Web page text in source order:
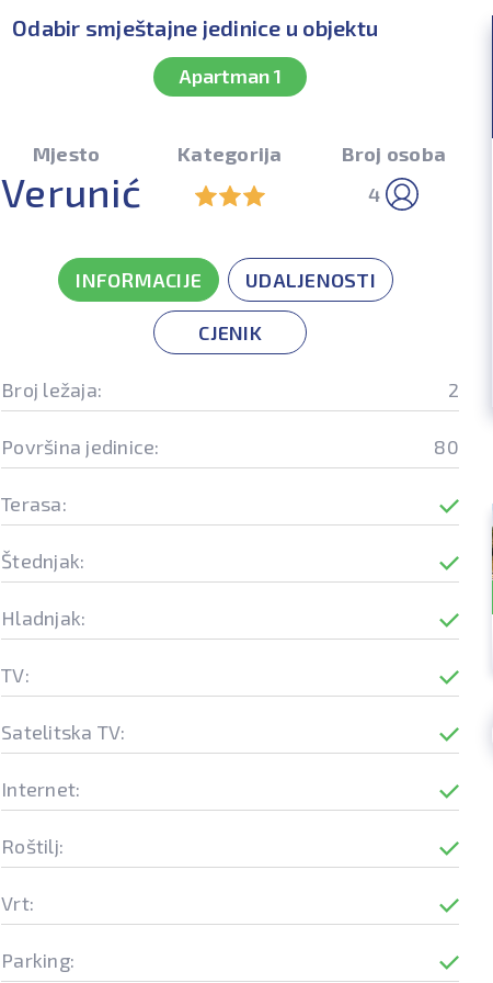
Odabir smještajne jedinice u objektu
Apartman 1
Mjesto
Verunić
Kategorija
Broj osoba
4
INFORMACIJE UDALJENOSTI
CJENIK
Broj ležaja: 2
Površina jedinice: 80
Terasa:
Štednjak:
Hladnjak:
TV:
Satelitska TV:
Internet:
Roštilj:
Vrt:
Parking: